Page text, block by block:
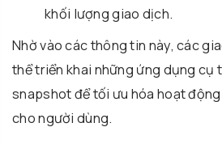
khối lượng giao dịch.
Nhờ vào các thông tin này, các
thể triển khai những ứng dụng cụ
snapshot để tối ưu hóa hoạt
cho người dùng.